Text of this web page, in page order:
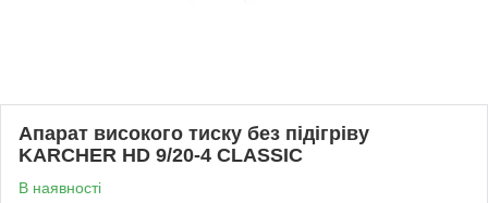
Апарат високого тиску без підігріву
KARCHER HD 9/20-4 CLASSIC
В наявності